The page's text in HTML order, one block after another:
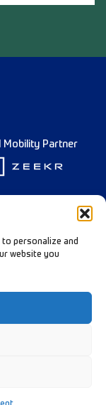
personalize and
website you
Mobility Partner